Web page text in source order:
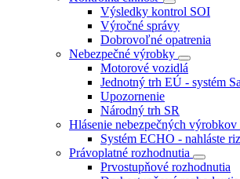
Výsledky kontrol SOI
Výročné správy
Dobrovoľné opatrenia
Nebezpečné výrobky
Motorové vozidlá
Jednotný trh EÚ - systém
Upozornenie
Národný trh SR
Hlásenie nebezpečných výrobkov
Systém ECHO - nahláste
Právoplatné rozhodnutia
Prvostupňové rozhodnutia